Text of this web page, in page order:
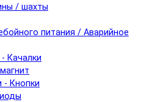
/ шахты
питания / Аварийное
Качалки
- Кнопки